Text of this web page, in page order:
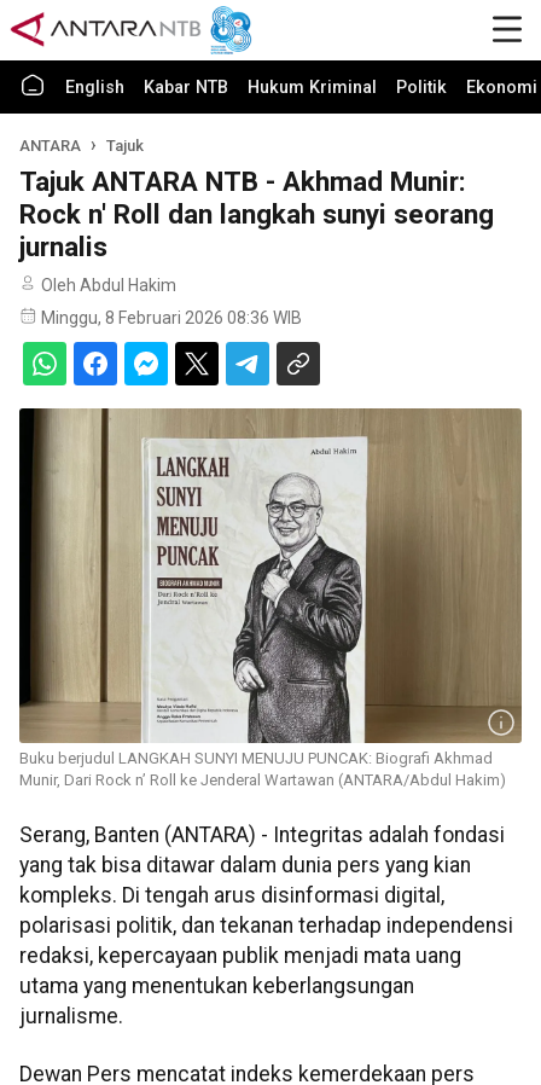
English Kabar NTB Hukum Kriminal Politik
ANTARA Tajuk
Tajuk ANTARA NTB - Akhmad Munir:
Rock n' Roll dan langkah sunyi seorang
jurnalis
Oleh Abdul Hakim
Minggu, 8 Februari 2026 08:36 WIB
Buku berjudul LANGKAH SUNYI MENUJU PUNCAK: Biografi Akhmad
Munir, Dari Rock n’ Roll ke Jenderal Wartawan (ANTARA/Abdul Hakim)
Serang, Banten (ANTARA) - Integritas adalah fondasi
yang tak bisa ditawar dalam dunia pers yang kian
kompleks. Di tengah arus disinformasi digital,
polarisasi politik, dan tekanan terhadap independensi
redaksi, kepercayaan publik menjadi mata uang
utama yang menentukan keberlangsungan
jurnalisme.
Dewan Pers mencatat indeks kemerdekaan pers